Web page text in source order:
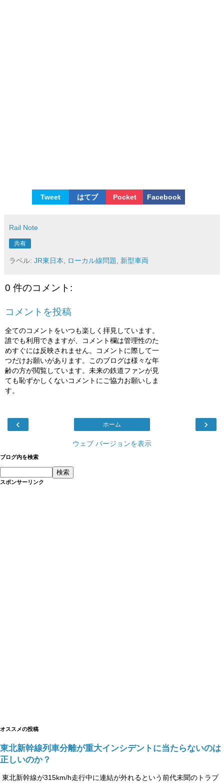
Tweet はてブ Pocket Facebook
Rail Note
共有
ラベル: JR東日本, ローカル線問題, 新型車両
0 件のコメント:
コメントを投稿
全てのコメントをいつも楽しく拝見しています。
誰でも利用できますが、コメント欄は管理性のた
めすぐには反映されません。コメントに際して一
つだけお願いがあります。このブログは様々な年
齢の方が閲覧しています。未来の鉄道ファンが見
ても恥ずかしくないコメントにご協力お願いしま
す。
‹ ›
ホーム
ウェブ バージョンを表示
ブログ内を検索
スポンサーリンク
オススメの投稿
東北新幹線列車分離が重大インシデントに当たらないのは
正しいのか？
東北新幹線が315km/h走行中に連結が外れるという前代未聞のトラブ